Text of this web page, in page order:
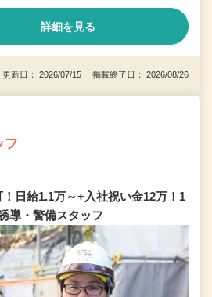
詳細を見る
更新日： 2026/07/15 掲載終了日： 2026/08/26
フ
日給1.1万～+入社祝い金12万！1
導・警備スタッフ